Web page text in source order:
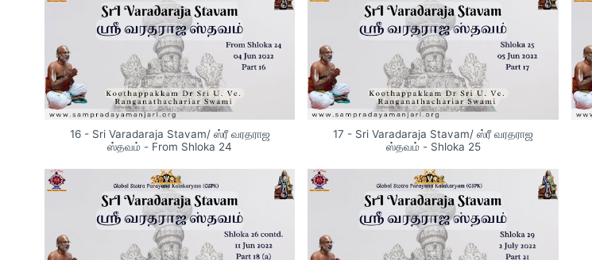
16 - Sri Varadaraja Stavam/ ஸ்ரீ வரதராஜ
ஸ்தவம் - From Shloka 24
17 - Sri Varadaraja Stavam/ ஸ்ரீ வரதராஜ
ஸ்தவம் - Shloka 25